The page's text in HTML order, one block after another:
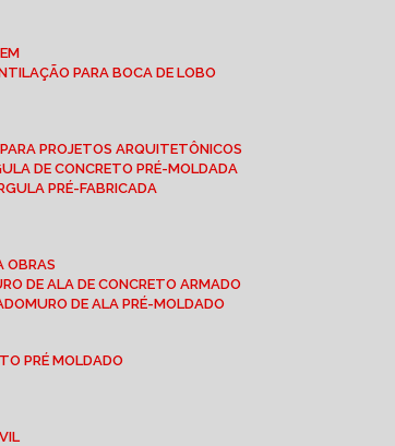
PARA BOCA DE LOBO
PARA PROJETOS ARQUITETÔNICOS
DE CONCRETO PRÉ-MOLDADA
PRÉ-FABRICADA
OBRAS
DE ALA DE CONCRETO ARMADO
MURO DE ALA PRÉ-MOLDADO
PRÉ MOLDADO